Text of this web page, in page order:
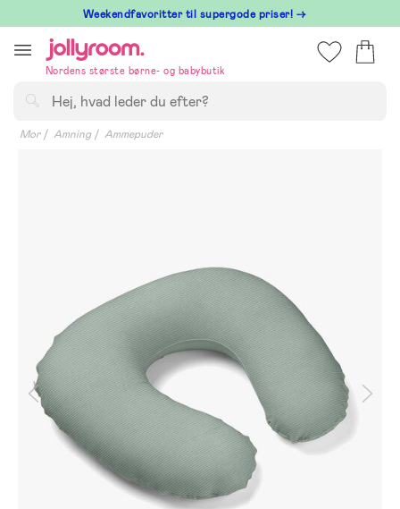
till
innehållet
⁠ Weekendfavoritter til supergode priser! →
Nordens største børne- og babybutik
Mor Amning Ammepuder